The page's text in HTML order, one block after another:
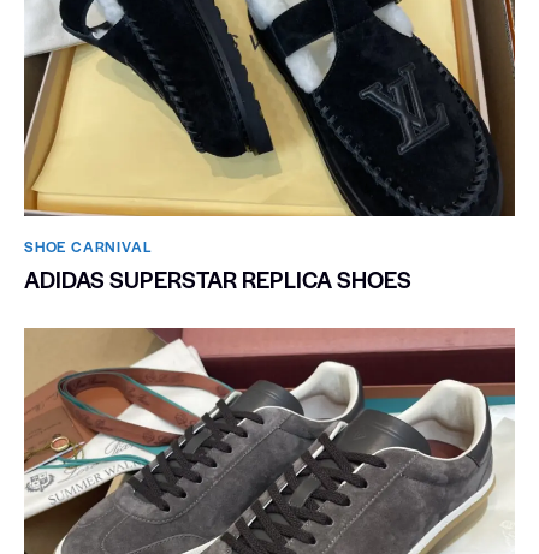
SHOE CARNIVAL​
ADIDAS SUPERSTAR REPLICA SHOES